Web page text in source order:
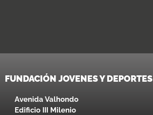
FUNDACIÓN JOVENES Y DEPORTES
Avenida Valhondo
Edificio III Milenio